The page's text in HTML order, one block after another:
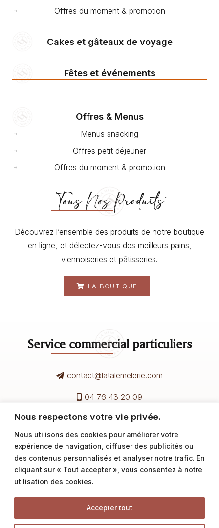
Nous respectons votre vie privée.
Nous utilisons des cookies pour améliorer votre
expérience de navigation, diffuser des publicités ou
des contenus personnalisés et analyser notre trafic. En
cliquant sur « Tout accepter », vous consentez à notre
utilisation des cookies.
Accepter tout
Offres du moment & promotion
Cakes et gâteaux de voyage
Fêtes et événements
Offres & Menus
Menus snacking
Offres petit déjeuner
Offres du moment & promotion
Tous Nos Produits
Découvrez l’ensemble des produits de notre boutique
en ligne, et délectez-vous des meilleurs pains,
viennoiseries et pâtisseries.
LA BOUTIQUE
Service commercial particuliers
contact@latalemelerie.com
04 76 43 20 09
Service commercial professionnels
commercial@latalemelerie.com
04 76 43 20 09
Accueil